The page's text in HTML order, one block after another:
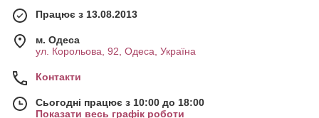
Працює з 13.08.2013
м. Одеса
ул. Корольова, 92, Одеса, Україна
Контакти
Сьогодні працює з 10:00 до 18:00
Показати весь графік роботи